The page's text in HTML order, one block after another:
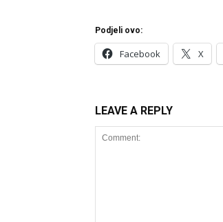
Podjeli ovo:
Facebook X
LEAVE A REPLY